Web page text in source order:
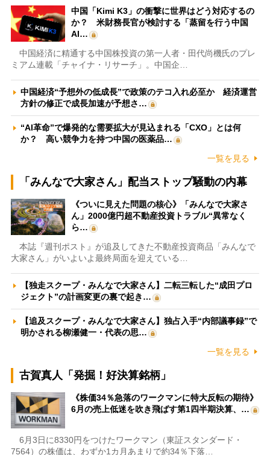
中国「Kimi K3」の衝撃に世界はどう対応するの
か？ 米財務長官が検討する「蒸留を行う中国
AI…
中国経済に精通する中国株投資の第一人者・田代尚機氏のプレ
ミアム連載「チャイナ・リサーチ」。中国企…
中国経済“予想外の低成長”で政策のテコ入れ必至か 経済運営
方針の修正で成長加速が予想さ…
“AI革命”で爆発的な需要拡大が見込まれる「CXO」とは何
か？ 高い競争力を持つ中国の医薬品…
一覧を見る
「みんなで大家さん」配当ストップ騒動の内幕
《ついに見えた問題の核心》「みんなで大家さ
ん」2000億円超不動産投資トラブル“異常なく
ら…
本誌『週刊ポスト』が追及してきた不動産投資商品「みんなで
大家さん」がいよいよ最終局面を迎えている…
【独走スクープ・みんなで大家さん】二転三転した“成田プロ
ジェクト”の計画変更の裏で起き…
【追及スクープ・みんなで大家さん】独占入手“内部議事録”で
明かされる柳瀬健一・代表の思…
一覧を見る
古賀真人「発掘！好決算銘柄」
《株価34％急落のワークマンに特大反転の期待》
6月の売上低迷を吹き飛ばす第1四半期決算、…
6月3日に8330円をつけたワークマン（東証スタンダード・
7564）の株価は、わずか1カ月あまりで約34％下落…